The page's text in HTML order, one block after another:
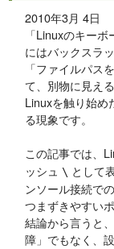
2010年3月 4日
「Linuxのキー
にはバックスラ
「ファイルパス
て、別物に見える
Linuxを触り始め
る現象です。
この記事では、
ッシュ \ として
ンソール接続で
つまずきやすい
結論から言うと
障」でもなく、